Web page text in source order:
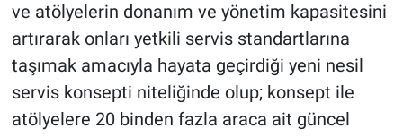
ve atölyelerin donanım ve yönetim kapasitesini
artırarak onları yetkili servis standartlarına
taşımak amacıyla hayata geçirdiği yeni nesil
servis konsepti niteliğinde olup; konsept ile
atölyelere 20 binden fazla araca ait güncel